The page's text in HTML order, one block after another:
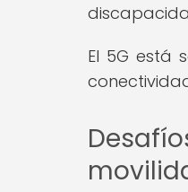
El 5G está